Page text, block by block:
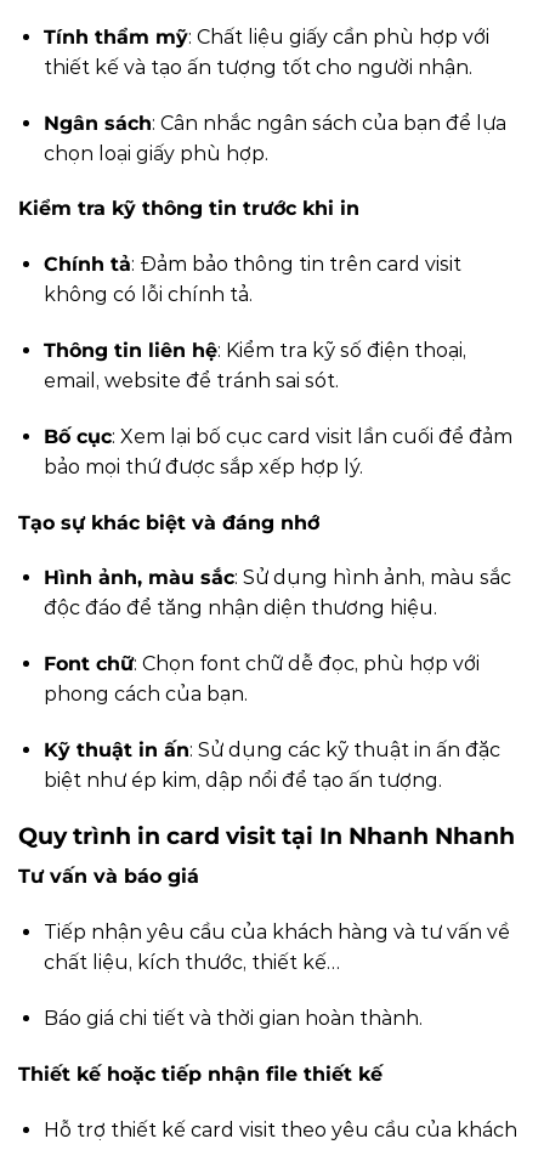
Tính thẩm mỹ: Chất liệu giấy cần phù hợp với
thiết kế và tạo ấn tượng tốt cho người nhận.
Ngân sách: Cân nhắc ngân sách của bạn để lựa
chọn loại giấy phù hợp.
Kiểm tra kỹ thông tin trước khi in
Chính tả: Đảm bảo thông tin trên card visit
không có lỗi chính tả.
Thông tin liên hệ: Kiểm tra kỹ số điện thoại,
email, website để tránh sai sót.
Bố cục: Xem lại bố cục card visit lần cuối để đảm
bảo mọi thứ được sắp xếp hợp lý.
Tạo sự khác biệt và đáng nhớ
Hình ảnh, màu sắc: Sử dụng hình ảnh, màu sắc
độc đáo để tăng nhận diện thương hiệu.
Font chữ: Chọn font chữ dễ đọc, phù hợp với
phong cách của bạn.
Kỹ thuật in ấn: Sử dụng các kỹ thuật in ấn đặc
biệt như ép kim, dập nổi để tạo ấn tượng.
Quy trình in card visit tại In Nhanh Nhanh
Tư vấn và báo giá
Tiếp nhận yêu cầu của khách hàng và tư vấn về
chất liệu, kích thước, thiết kế…
Báo giá chi tiết và thời gian hoàn thành.
Thiết kế hoặc tiếp nhận file thiết kế
Hỗ trợ thiết kế card visit theo yêu cầu của khách